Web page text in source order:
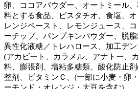
卵、ココアパウダー、オートミール
料とする食品、ピスタチオ、食塩、
レンジペースト、レモンジュース、
ーチップ、パンプキンパウダー、脱
異性化液糖／トレハロース、加工デ
(アカビート、カラメル、アナトー、
料、膨張剤、増粘多糖類、酸化防止
整剤、ビタミンＣ、(一部に小麦・卵